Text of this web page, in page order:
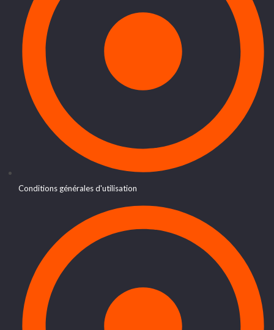
Conditions générales d'utilisation